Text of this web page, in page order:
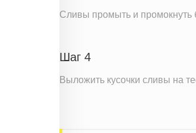
Сливы промыть и промокнуть
Шаг 4
Выложить кусочки сливы на